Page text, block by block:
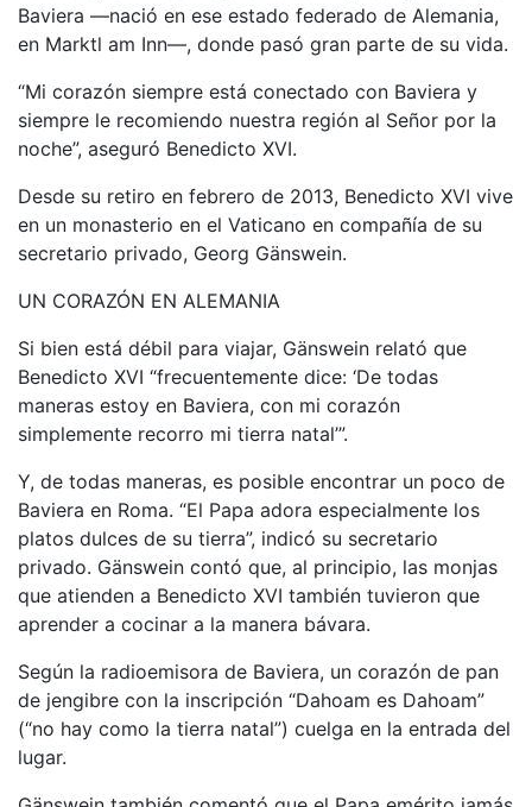
Baviera —nació en ese estado federado de Alemania,
en Marktl am Inn—, donde pasó gran parte de su vida.
“Mi corazón siempre está conectado con Baviera y
siempre le recomiendo nuestra región al Señor por la
noche”, aseguró Benedicto XVI.
Desde su retiro en febrero de 2013, Benedicto XVI vive
en un monasterio en el Vaticano en compañía de su
secretario privado, Georg Gänswein.
UN CORAZÓN EN ALEMANIA
Si bien está débil para viajar, Gänswein relató que
Benedicto XVI “frecuentemente dice: ‘De todas
maneras estoy en Baviera, con mi corazón
simplemente recorro mi tierra natal’”.
Y, de todas maneras, es posible encontrar un poco de
Baviera en Roma. “El Papa adora especialmente los
platos dulces de su tierra”, indicó su secretario
privado. Gänswein contó que, al principio, las monjas
que atienden a Benedicto XVI también tuvieron que
aprender a cocinar a la manera bávara.
Según la radioemisora de Baviera, un corazón de pan
de jengibre con la inscripción “Dahoam es Dahoam”
(“no hay como la tierra natal”) cuelga en la entrada del
lugar.